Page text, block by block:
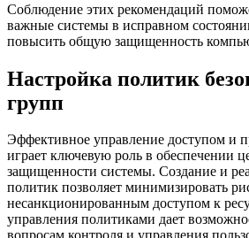
Соблюдение этих рекомендаций
важные системы в исправном
повысить общую защищенность
Настройка политик
групп
Эффективное управление доступом и
играет ключевую роль в обеспечении
защищенности системы. Создание и
политик позволяет минимизировать
несанкционированным доступом к
управления политиками дает